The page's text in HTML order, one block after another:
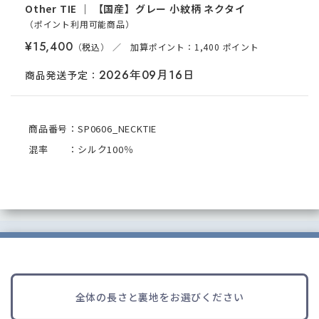
Other TIE ｜ 【国産】グレー 小紋柄 ネクタイ
（ポイント利用可能商品）
¥15,400 ／ 加算ポイント：1,400 ポイント
商品発送予定： 2026年09月16日
商品番号：SP0606_NECKTIE
混率 ：シルク100％
全体の長さと裏地をお選びください